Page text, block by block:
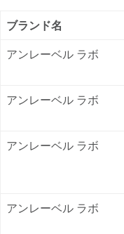
ブランド名
アンレーベル ラボ
アンレーベル ラボ
アンレーベル ラボ
アンレーベル ラボ